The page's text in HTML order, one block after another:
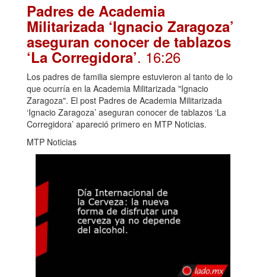
Padres de Academia
Militarizada ‘Ignacio Zaragoza’
aseguran conocer de tablazos
‘La Corregidora’. 16:26
Los padres de familia siempre estuvieron al tanto de lo
que ocurría en la Academia Militarizada "Ignacio
Zaragoza". El post Padres de Academia Militarizada
‘Ignacio Zaragoza’ aseguran conocer de tablazos ‘La
Corregidora’ apareció primero en MTP Noticias.
MTP Noticias